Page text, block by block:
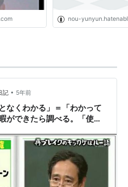
nou-
記 • 5年前
なくわかる」＝「わかって
ができたら調べる。「使え